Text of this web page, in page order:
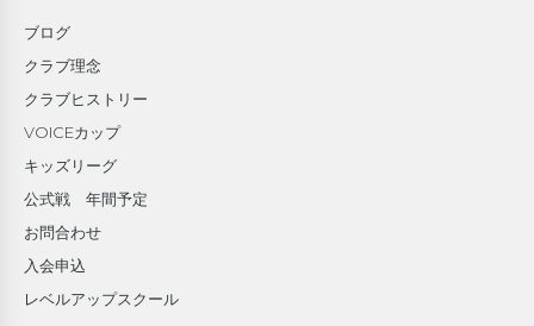
ブログ
クラブ理念
クラブヒストリー
VOICEカップ
キッズリーグ
公式戦 年間予定
お問合わせ
入会申込
レベルアップスクール